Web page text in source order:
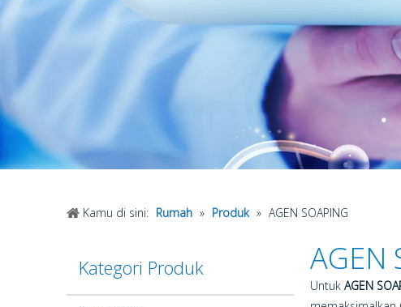
Kamu di sini: Rumah » Produk » AGEN SOAPING
Kategori Produk AGEN
Untuk AGEN